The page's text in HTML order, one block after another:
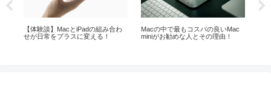
【2026年夏】iPadとiPad mini！ビ
ギナーに最適なのは！？
MacやiPad等の購入はいつがベス
ト！？【2026年8月】